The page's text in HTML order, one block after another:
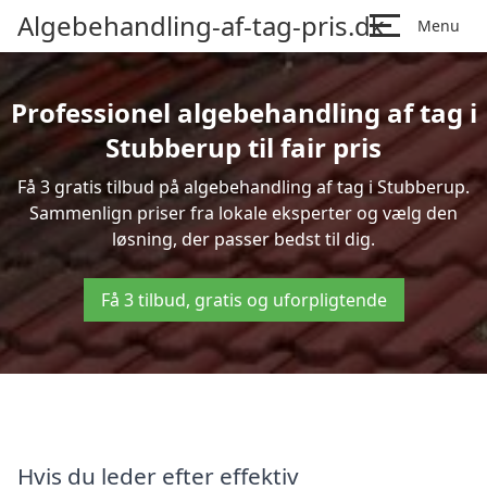
Algebehandling-af-tag-pris.dk Menu
Professionel algebehandling af tag i
Stubberup til fair pris
Få 3 gratis tilbud på algebehandling af tag i Stubberup.
Sammenlign priser fra lokale eksperter og vælg den
løsning, der passer bedst til dig.
Få 3 tilbud, gratis og uforpligtende
Hvis du leder efter effektiv